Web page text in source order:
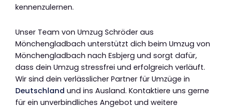
kennenzulernen.
Unser Team von Umzug Schröder aus
Mönchengladbach unterstützt dich beim Umzug von
Mönchengladbach nach Esbjerg und sorgt dafür,
dass dein Umzug stressfrei und erfolgreich verläuft.
Wir sind dein verlässlicher Partner für Umzüge in
Deutschland und ins Ausland. Kontaktiere uns gerne
für ein unverbindliches Angebot und weitere